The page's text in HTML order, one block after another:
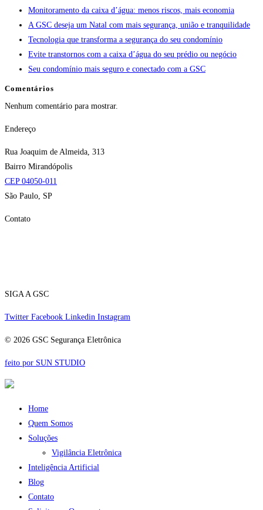
Monitoramento da caixa d’água: menos riscos, mais economia
A GSC deseja um Natal com mais segurança, união e tranquilidade
Tecnologia que transforma a segurança do seu condomínio
Evite transtornos com a caixa d’água do seu prédio ou negócio
Seu condomínio mais seguro e conectado com a GSC
Comentários
Nenhum comentário para mostrar.
Endereço
Rua Joaquim de Almeida, 313
Bairro Mirandópolis
CEP 04050-011
São Paulo, SP
Contato
SIGA A GSC
Twitter Facebook Linkedin Instagram
© 2026 GSC Segurança Eletrônica
feito por SUN STUDIO
Home
Quem Somos
Soluções
Vigilância Eletrônica
Inteligência Artificial
Blog
Contato